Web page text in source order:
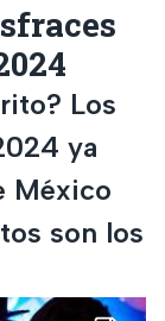
Los
ya
México
son los